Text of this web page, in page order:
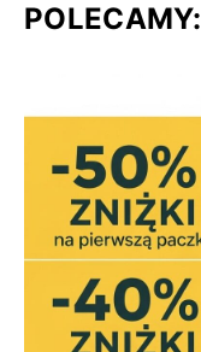
POLECAMY: